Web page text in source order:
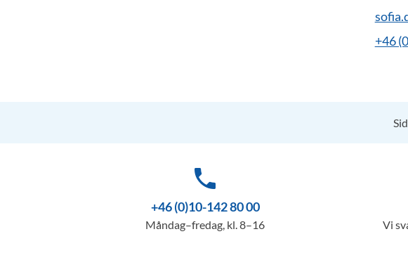
+46
phone
+46 (0)10-142 80 00
Måndag–fredag, kl. 8–16 Vi